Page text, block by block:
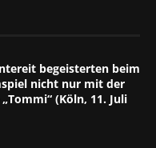
begeisterten beim
nicht nur mit der
(Köln, 11. Juli